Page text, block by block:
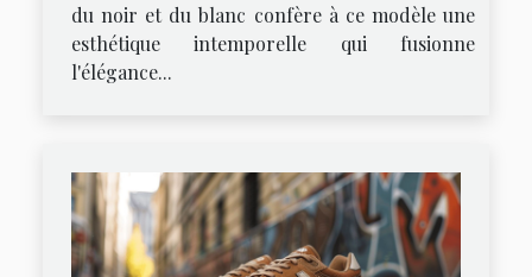
du noir et du blanc confère à ce modèle une
esthétique intemporelle qui fusionne
l'élégance...